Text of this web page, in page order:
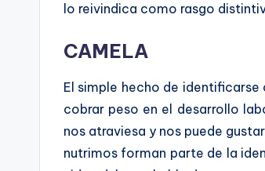
lo reivindica como rasgo
CAMELA
El simple hecho de
cobrar peso en el desarrollo
nos atraviesa y nos puede
nutrimos forman parte de la